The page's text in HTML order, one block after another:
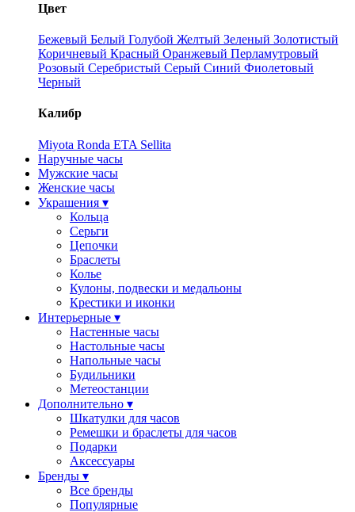
Цвет
Бежевый Белый Голубой Желтый Зеленый Золотистый
Коричневый Красный Оранжевый Перламутровый
Розовый Серебристый Серый Синий Фиолетовый
Черный
Калибр
Miyota Ronda ETA Sellita
Наручные часы
Мужские часы
Женские часы
Украшения ▾
Кольца
Серьги
Цепочки
Браслеты
Колье
Кулоны, подвески и медальоны
Крестики и иконки
Интерьерные ▾
Настенные часы
Настольные часы
Напольные часы
Будильники
Метеостанции
Дополнительно ▾
Шкатулки для часов
Ремешки и браслеты для часов
Подарки
Аксессуары
Бренды ▾
Все бренды
Популярные